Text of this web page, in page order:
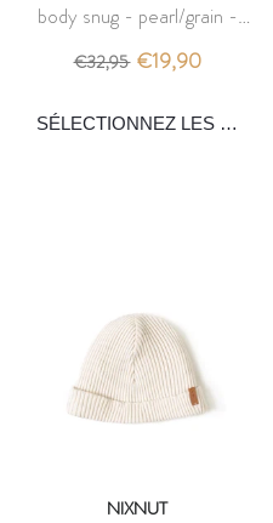
body snug - pearl/grain -
nixnut
€32,95 €19,90
NIXNUT